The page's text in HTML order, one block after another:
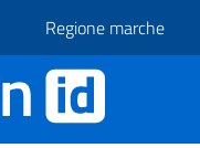
Regione marche